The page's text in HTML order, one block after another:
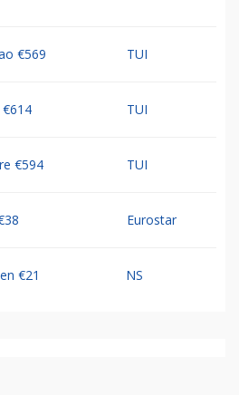
€569 TUI
TUI
€594 TUI
Eurostar
€21 NS